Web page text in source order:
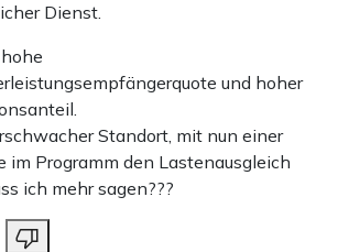
Dienst.
und hoher
Standort, mit nun einer
im Programm den Lastenausgleich
ich mehr sagen???